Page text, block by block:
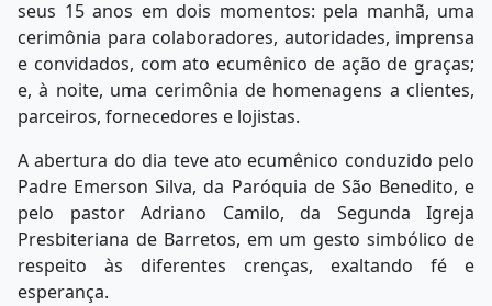
seus 15 anos em dois momentos: pela manhã, uma
cerimônia para colaboradores, autoridades, imprensa
e convidados, com ato ecumênico de ação de graças;
e, à noite, uma cerimônia de homenagens a clientes,
parceiros, fornecedores e lojistas.
A abertura do dia teve ato ecumênico conduzido pelo
Padre Emerson Silva, da Paróquia de São Benedito, e
pelo pastor Adriano Camilo, da Segunda Igreja
Presbiteriana de Barretos, em um gesto simbólico de
respeito às diferentes crenças, exaltando fé e
esperança.